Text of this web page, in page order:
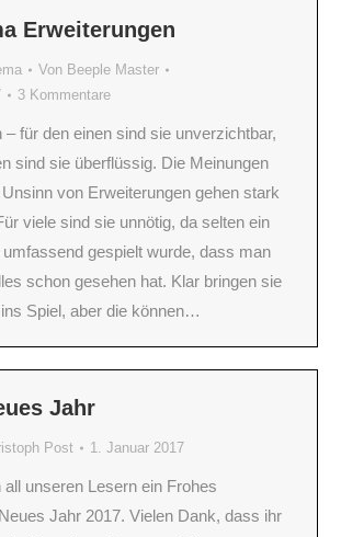
Erweiterungen
Von Beeple Master
3 Kommentare
– für den einen sind sie unverzichtbar,
sind sie überflüssig. Die Meinungen
von Erweiterungen gehen stark
viele sind sie unnötig, da selten ein
gespielt wurde, dass man
schon gesehen hat. Klar bringen sie
Spiel, aber die können…
Jahr
Post 1. Januar 2017
unseren Lesern ein Frohes
Jahr 2017. Vielen Dank, dass ihr